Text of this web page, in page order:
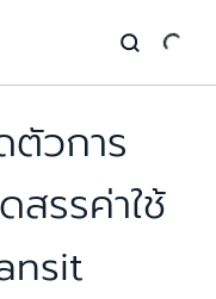
ตัวการ
รรค่าใช้